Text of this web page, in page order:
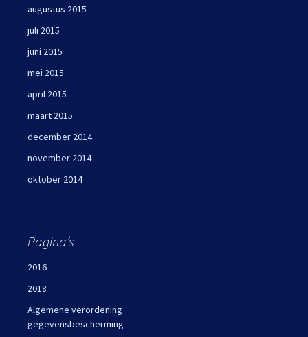
augustus 2015
juli 2015
juni 2015
mei 2015
april 2015
maart 2015
december 2014
november 2014
oktober 2014
Pagina’s
2016
2018
Algemene verordening
gegevensbescherming